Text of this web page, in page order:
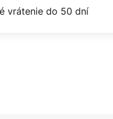
vrátenie do 50 dní